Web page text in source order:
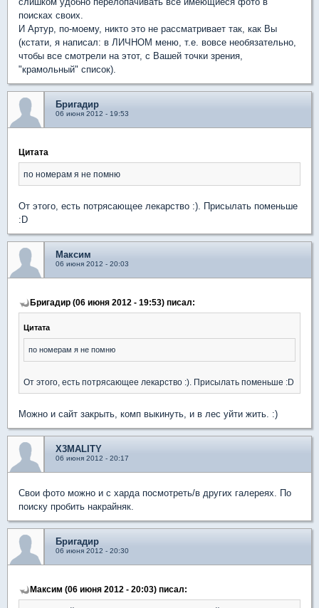
поисках своих.
И Артур, по-моему, никто это не рассматривает так, как Вы
(кстати, я написал: в ЛИЧНОМ меню, т.е. вовсе необязательно,
чтобы все смотрели на этот, с Вашей точки зрения,
"крамольный" список).
Бригадир
06 июня 2012 - 19:53
Цитата
по номерам я не помню
От этого, есть потрясающее лекарство :). Присылать поменьше
:D
Максим
06 июня 2012 - 20:03
Бригадир (06 июня 2012 - 19:53) писал:
Цитата
по номерам я не помню
От этого, есть потрясающее лекарство :). Присылать поменьше :D
Можно и сайт закрыть, комп выкинуть, и в лес уйти жить. :)
X3MALITY
06 июня 2012 - 20:17
Свои фото можно и с харда посмотреть/в других галереях. По
поиску пробить накрайняк.
Бригадир
06 июня 2012 - 20:30
Максим (06 июня 2012 - 20:03) писал: